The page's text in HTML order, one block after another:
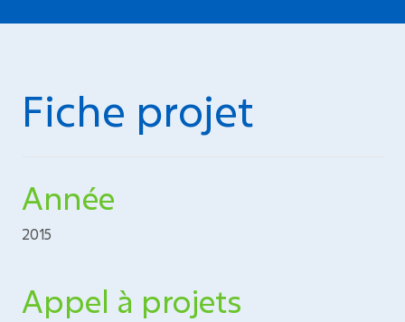
Fiche projet
Année
2015
Appel à projets